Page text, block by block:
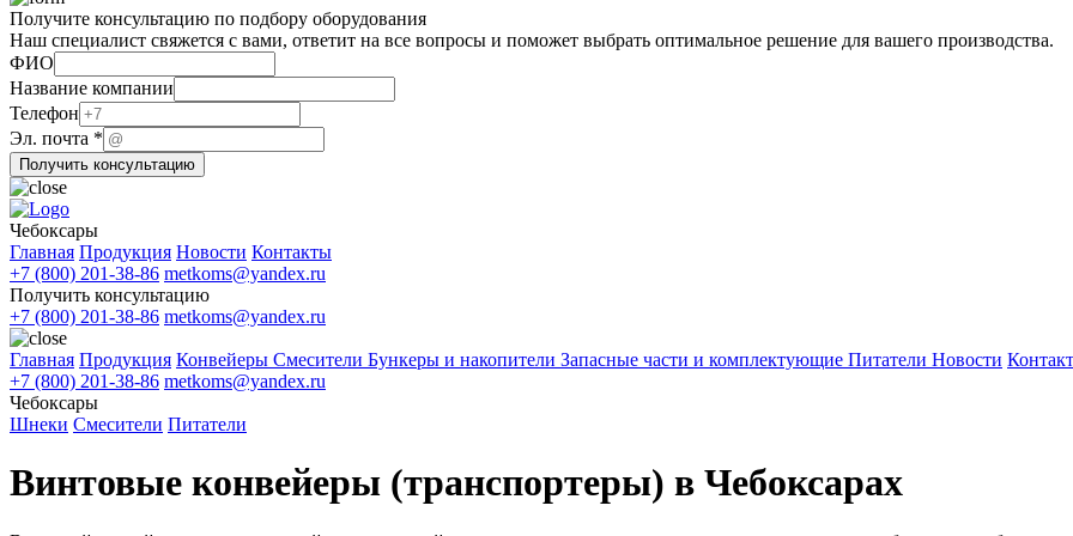
Получите консультацию по подбору оборудования
Наш специалист свяжется с вами, ответит на все вопросы и поможет выбрать оптимальное решение для вашего производства.
ФИО
компании
Телефон
ФИО
Название компании
Телефон
Эл. почта *
Получить консультацию
Чебоксары
Главная Продукция Новости Контакты
+7 (800) 201-38-86 metkoms@yandex.ru
Получить консультацию
+7 (800) 201-38-86 metkoms@yandex.ru
Главная Продукция Конвейеры Смесители Бункеры и накопители Запасные части и комплектующие Питатели Новости
+7 (800) 201-38-86 metkoms@yandex.ru
Чебоксары
Шнеки Смесители Питатели
Винтовые конвейеры (транспортеры) в Чебоксарах